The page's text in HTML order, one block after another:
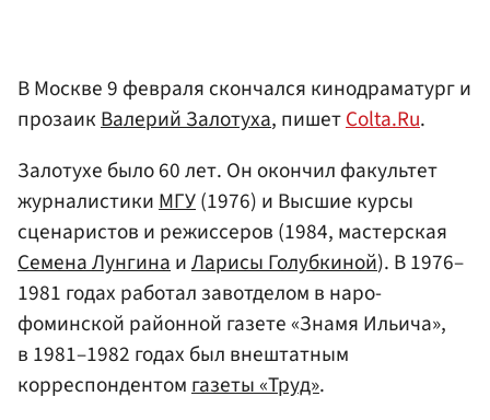
В Москве 9 февраля скончался кинодраматург и
прозаикВалерий Залотуха, пишетColta.Ru.
Залотухе было 60 лет. Он окончил факультет
журналистикиМГУ(1976) и Высшие курсы
сценаристов и режиссеров (1984, мастерская
Семена ЛунгинаиЛарисы Голубкиной). В 1976–
1981 годах работал завотделом в наро-
фоминской районной газете «Знамя Ильича»,
в 1981–1982 годах был внештатным
корреспондентомгазеты «Труд».